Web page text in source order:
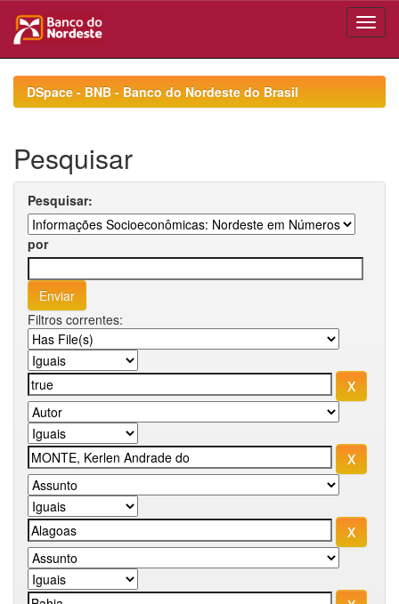
navigationDSpace - BNB - Banco do Nordeste do Brasil
Pesquisar
Pesquisar:
por
Filtros correntes: